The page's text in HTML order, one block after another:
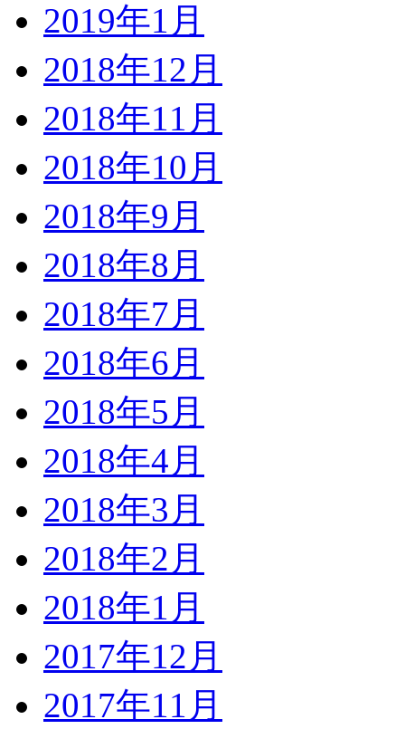
2019年1月
2018年12月
2018年11月
2018年10月
2018年9月
2018年8月
2018年7月
2018年6月
2018年5月
2018年4月
2018年3月
2018年2月
2018年1月
2017年12月
2017年11月